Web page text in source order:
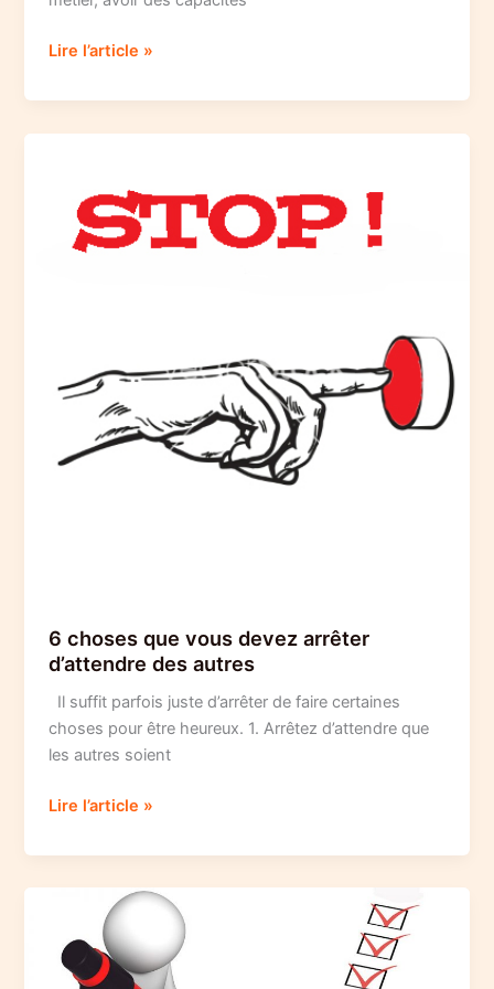
Les
boosters
de
Lire l’article »
6 choses que vous devez arrêter
d’attendre des autres
Il suffit parfois juste d’arrêter de faire certaines
choses pour être heureux. 1. Arrêtez d’attendre que
les autres soient
6
que
vous
arrêter
d’attendre
Lire l’article »